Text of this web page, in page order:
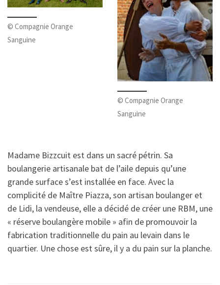
© Compagnie Orange
Sanguine
© Compagnie Orange
Sanguine
Madame Bizzcuit est dans un sacré pétrin. Sa
boulangerie artisanale bat de l’aile depuis qu’une
grande surface s’est installée en face. Avec la
complicité de Maître Piazza, son artisan boulanger et
de Lidi, la vendeuse, elle a décidé de créer une RBM, une
« réserve boulangère mobile » afin de promouvoir la
fabrication traditionnelle du pain au levain dans le
quartier. Une chose est sûre, il y a du pain sur la planche.